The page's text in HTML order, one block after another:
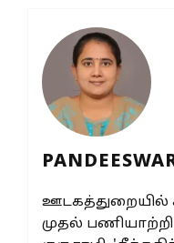
ஊடகத்துறையில்
முதல்